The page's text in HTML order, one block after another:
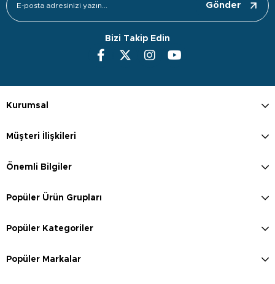
Gönder
Bizi Takip Edin
Kurumsal
Müşteri İlişkileri
Önemli Bilgiler
Popüler Ürün Grupları
Popüler Kategoriler
Popüler Markalar